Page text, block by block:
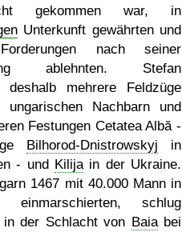
gekommen war, in
Unterkunft gewährten und
nach seiner
ablehnten. Stefan
deshalb mehrere Feldzüge
ungarischen Nachbarn und
Festungen Cetatea Albă -
Bilhorod-Dnistrowskyj in
- und Kilijain der Ukraine.
1467 mit 40.000 Mann in
einmarschierten, schlug
in der Schlacht von Baiabei